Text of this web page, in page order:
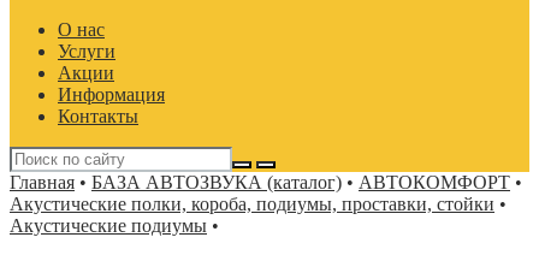
О нас
Услуги
Акции
Информация
Контакты
Главная • БАЗА АВТОЗВУКА (каталог) • АВТОКОМФОРТ •
Акустические полки, короба, подиумы, проставки, стойки •
Акустические подиумы •